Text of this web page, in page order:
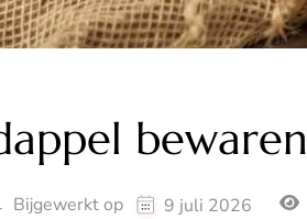
bewaren
Bijgewerkt op 9 juli 2026